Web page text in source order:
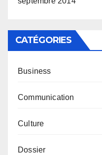
CATÉGORIES
Business
Communication
Culture
Dossier